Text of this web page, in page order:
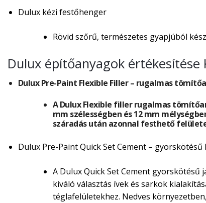
Dulux kézi festőhenger
Rövid szőrű, természetes gyapjúból
Dulux építőanyagok értékesítése
Dulux Pre-Paint Flexible Filler – rugalmas
A Dulux Flexible filler rugalmas
mm szélességben és 12 mm
száradás után azonnal festhető
Dulux Pre-Paint Quick Set Cement –
A Dulux Quick Set Cement
kiváló választás ívek és sarkok
téglafelületekhez. Nedves